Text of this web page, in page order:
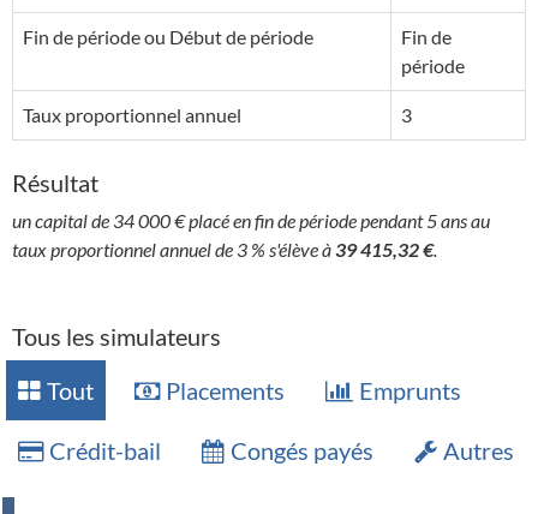
Fin de période ou Début de période
Fin de
période
Taux proportionnel annuel 3
Résultat
un capital de 34 000 € placé en fin de période pendant 5 ans au
taux proportionnel annuel de 3 % s'élève à39 415,32 €.
Tous les simulateurs
Tout
Placements Emprunts
Crédit-bail Congés payés Autres